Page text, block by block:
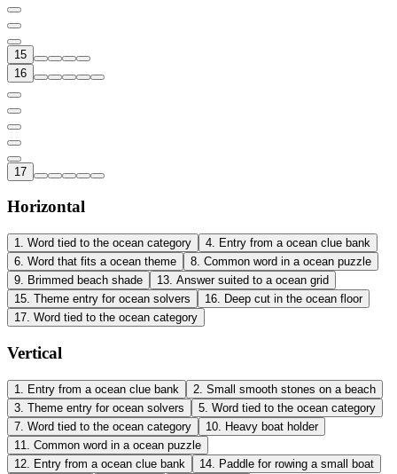
15
16
17
Horizontal
1. Word tied to the ocean category 4. Entry from a ocean clue bank
6. Word that fits a ocean theme 8. Common word in a ocean puzzle
9. Brimmed beach shade 13. Answer suited to a ocean grid
15. Theme entry for ocean solvers 16. Deep cut in the ocean floor
17. Word tied to the ocean category
Vertical
1 Entry from a ocean clue bank 2 Small smooth stones on a beach
3 Theme entry for ocean solvers 5 Word tied to the ocean category
7 Word tied to the ocean category 10 Heavy boat holder
11
Common word in a ocean puzzle
12 Entry from a ocean clue bank 14 Paddle for rowing a small boat